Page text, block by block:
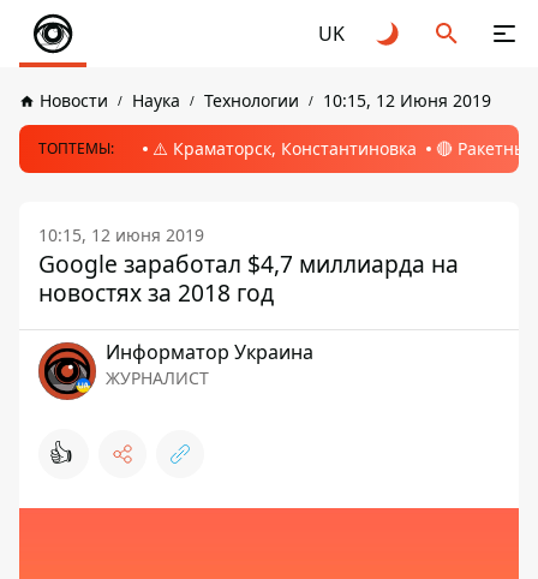
UK
Новости Наука Технологии 10:15, 12 Июня 2019
ТОПТЕМЫ: ⚠️ Краматорск, Константиновка 🔴
10:15, 12 июня 2019
Google заработал $4,7 миллиарда на
новостях за 2018 год
Информатор Украина
ЖУРНАЛИСТ
👍